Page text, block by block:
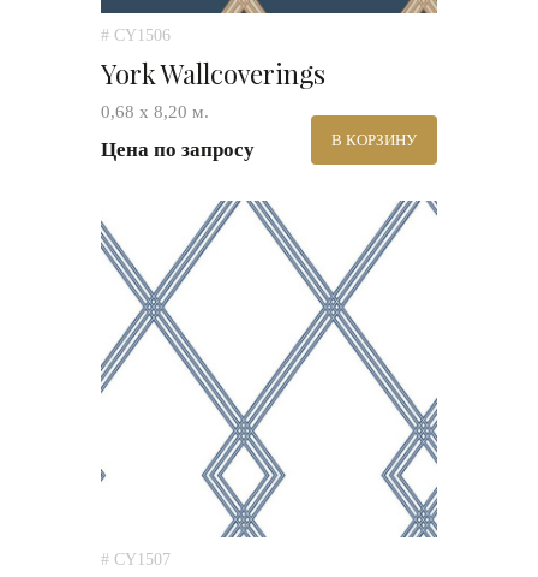
# CY1506
York Wallcoverings
0,68 х 8,20 м.
Цена по запросу В КОРЗИНУ
# CY1507